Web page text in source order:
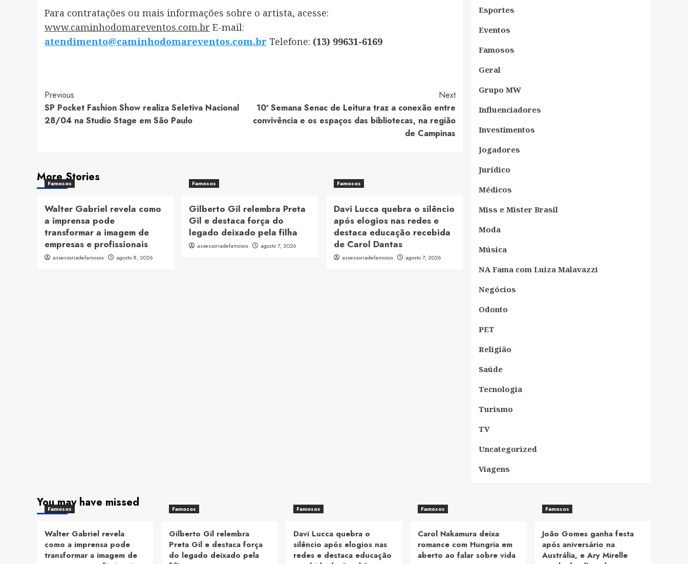
Para contratações ou mais informações sobre o artista, acesse:
www.caminhodomareventos.com.br E-mail:
atendimento@caminhodomareventos.com.br Telefone: (13) 99631-6169
Post
Navigation
Previous
SP Pocket Fashion Show realiza Seletiva Nacional
28/04 na Studio Stage em São Paulo
Next
10ª Semana Senac de Leitura traz a conexão entre
convivência e os espaços das bibliotecas, na região
de Campinas
More Stories
Famosos
Walter Gabriel revela como
a imprensa pode
transformar a imagem de
empresas e profissionais
assessoriadefamosos agosto 8, 2026
Famosos
Gilberto Gil relembra Preta
Gil e destaca força do
legado deixado pela filha
assessoriadefamosos agosto 7, 2026
Famosos
Davi Lucca quebra o silêncio
após elogios nas redes e
destaca educação recebida
de Carol Dantas
assessoriadefamosos agosto 7, 2026
Esportes
Eventos
Famosos
Geral
Grupo MW
Influenciadores
Investimentos
Jogadores
Jurídico
Médicos
Miss e Mister Brasil
Moda
Música
NA Fama com Luiza Malavazzi
Negócios
Odonto
PET
Religião
Saúde
Tecnologia
Turismo
TV
Uncategorized
Viagens
You may have missed
Famosos
Walter Gabriel revela
como a imprensa pode
transformar a imagem de
Famosos
Gilberto Gil relembra
Preta Gil e destaca força
do legado deixado pela
Famosos
Davi Lucca quebra o
silêncio após elogios nas
redes e destaca educação
Famosos
Carol Nakamura deixa
romance com Hungria em
aberto ao falar sobre vida
Famosos
João Gomes ganha festa
após aniversário na
Austrália, e Ary Mirelle